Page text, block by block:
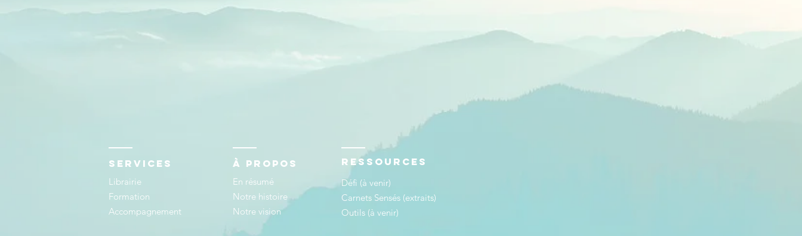
ServiceS
Librairie
Formation
Accompagnement
à propos
En résumé
Notre histoire
Notre vision
Ressources
Défi (à venir)
Carnets Sensés (extraits)
Outils (à venir)